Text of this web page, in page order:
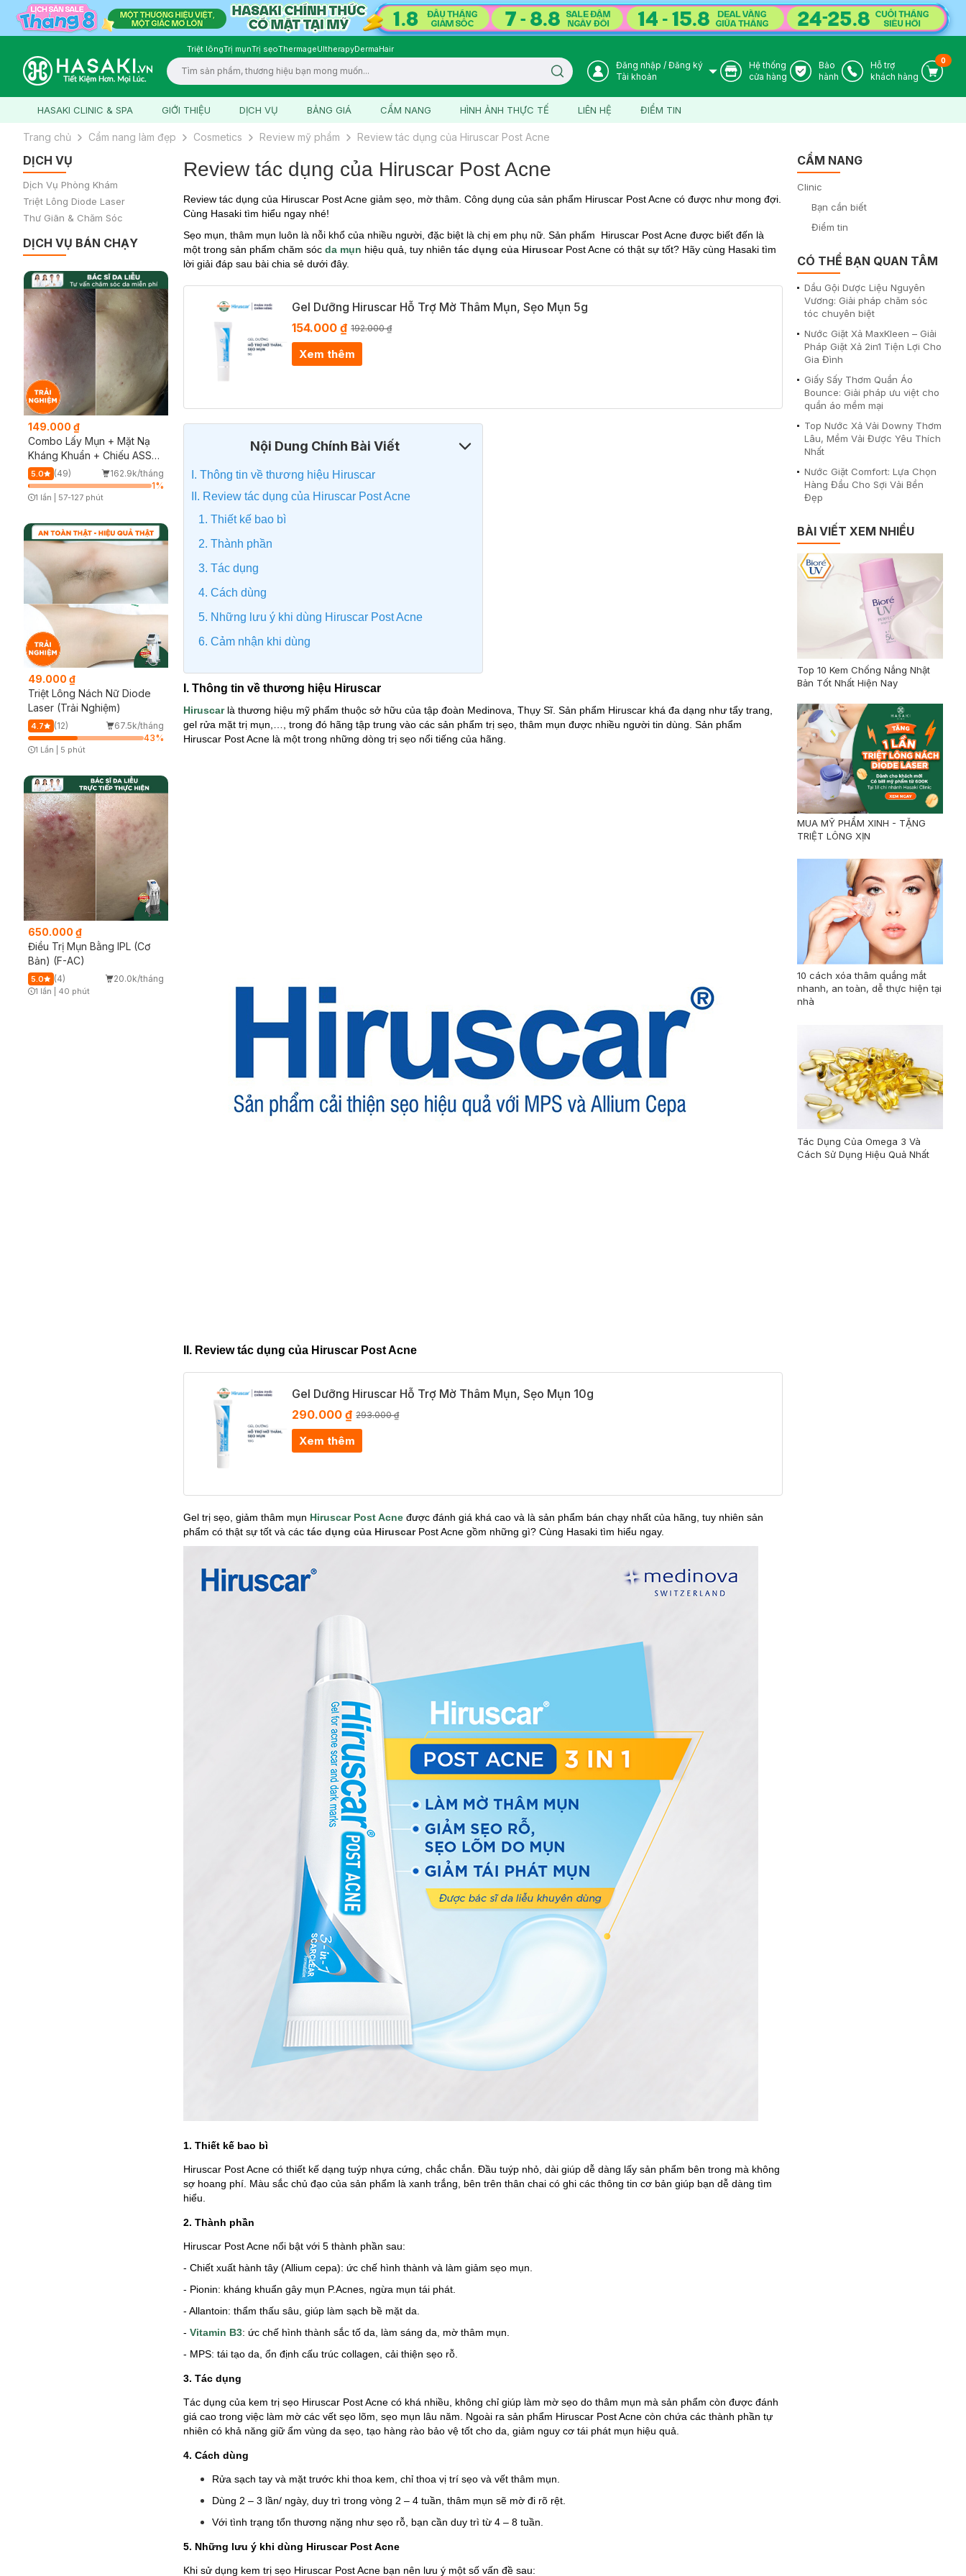
Triệt lôngTrị mụnTrị sẹoThermageUltherapyDermaHair
Logo
Search icon User Icon
Đăng nhập / Đăng ký
Tài khoản
Store Icon
Hệ thống
cửa hàng
Warranty Icon
Bảo
hành
Phone Icon
Hỗ trợ
khách hàng
Cart
0
HASAKI CLINIC & SPA GIỚI THIỆU DỊCH VỤ BẢNG GIÁ CẨM NANG HÌNH ẢNH THỰC TẾ LIÊN HỆ ĐIỂM TIN
Trang chủ Cẩm nang làm đẹp Cosmetics Review mỹ phẩm Review tác dụng của Hiruscar Post Acne
DỊCH VỤ
Dịch Vụ Phòng Khám
Triệt Lông Diode Laser
Thư Giãn & Chăm Sóc
DỊCH VỤ BÁN CHẠY
149.000 ₫
Combo Lấy Mụn + Mặt Nạ
Kháng Khuẩn + Chiếu ASSH
(Trải nghiệm)
5.0 (49)
162.9k/tháng
1%
1 lần 57-127 phút
49.000 ₫
Triệt Lông Nách Nữ Diode
Laser (Trải Nghiệm)
4.7 (12)
67.5k/tháng
43%
1 Lần 5 phút
650.000 ₫
Điều Trị Mụn Bằng IPL (Cơ
Bản) (F-AC)
5.0 (4) 20.0k/tháng
Timer Gray Icon
1 lần 40 phút
Review tác dụng của Hiruscar Post Acne
Review tác dụng của Hiruscar Post Acne giảm sẹo, mờ thâm. Công dụng của sản phẩm Hiruscar Post Acne có được như mong đợi.
Cùng Hasaki tìm hiểu ngay nhé!
Sẹo mụn, thâm mụn luôn là nỗi khổ của nhiều người, đặc biệt là chị em phụ nữ. Sản phẩm Hiruscar Post Acne được biết đến là
một trong sản phẩm chăm sócda mụn hiệu quả, tuy nhiêntác dụng của HiruscarPost Acne có thật sự tốt? Hãy cùng Hasaki tìm
lời giải đáp sau bài chia sẻ dưới đây.
Gel Dưỡng Hiruscar Hỗ Trợ Mờ Thâm Mụn, Sẹo Mụn 5g
154.000 ₫ 192.000 ₫
Xem thêm
Nội Dung Chính Bài Viết
I. Thông tin về thương hiệu Hiruscar
II. Review tác dụng của Hiruscar Post Acne
1. Thiết kế bao bì
2. Thành phần
3. Tác dụng
4. Cách dùng
5. Những lưu ý khi dùng Hiruscar Post Acne
6. Cảm nhận khi dùng
I. Thông tin về thương hiệu Hiruscar
Hiruscarlà thương hiệu mỹ phẩm thuộc sở hữu của tập đoàn Medinova, Thụy Sĩ. Sản phẩm Hiruscar khá đa dạng như tẩy trang,
gel rửa mặt trị mụn,…, trong đó hãng tập trung vào các sản phẩm trị sẹo, thâm mụn được nhiều người tin dùng. Sản phẩm
Hiruscar Post Acne là một trong những dòng trị sẹo nổi tiếng của hãng.
II. Review tác dụng của Hiruscar Post Acne
Gel Dưỡng Hiruscar Hỗ Trợ Mờ Thâm Mụn, Sẹo Mụn 10g
290.000 ₫ 293.000 ₫
Xem thêm
Gel trị sẹo, giảm thâm mụn Hiruscar Post Acne được đánh giá khá cao và là sản phẩm bán chạy nhất của hãng, tuy nhiên sản
phẩm có thật sự tốt và cáctác dụng của HiruscarPost Acne gồm những gì? Cùng Hasaki tìm hiểu ngay.
1. Thiết kế bao bì
Hiruscar Post Acne có thiết kế dạng tuýp nhựa cứng, chắc chắn. Đầu tuýp nhỏ, dài giúp dễ dàng lấy sản phẩm bên trong mà không
sợ hoang phí. Màu sắc chủ đạo của sản phẩm là xanh trắng, bên trên thân chai có ghi các thông tin cơ bản giúp bạn dễ dàng tìm
hiểu.
2. Thành phần
Hiruscar Post Acne nổi bật với 5 thành phần sau:
- Chiết xuất hành tây (Allium cepa): ức chế hình thành và làm giảm sẹo mụn.
- Pionin: kháng khuẩn gây mụn P.Acnes, ngừa mụn tái phát.
- Allantoin: thẩm thấu sâu, giúp làm sạch bề mặt da.
-Vitamin B3: ức chế hình thành sắc tố da, làm sáng da, mờ thâm mụn.
- MPS: tái tạo da, ổn định cấu trúc collagen, cải thiện sẹo rỗ.
3. Tác dụng
Tác dụng của kem trị sẹo Hiruscar Post Acne có khá nhiều, không chỉ giúp làm mờ sẹo do thâm mụn mà sản phẩm còn được đánh
giá cao trong việc làm mờ các vết sẹo lõm, sẹo mụn lâu năm. Ngoài ra sản phẩm Hiruscar Post Acne còn chứa các thành phần tự
nhiên có khả năng giữ ẩm vùng da sẹo, tạo hàng rào bảo vệ tốt cho da, giảm nguy cơ tái phát mụn hiệu quả.
4. Cách dùng
Rửa sạch tay và mặt trước khi thoa kem, chỉ thoa vị trí sẹo và vết thâm mụn.
Dùng 2 – 3 lần/ ngày, duy trì trong vòng 2 – 4 tuần, thâm mụn sẽ mờ đi rõ rệt.
Với tình trạng tổn thương nặng như sẹo rỗ, bạn cần duy trì từ 4 – 8 tuần.
5. Những lưu ý khi dùng Hiruscar Post Acne
Khi sử dụng kem trị sẹo Hiruscar Post Acne bạn nên lưu ý một số vấn đề sau:
CẨM NANG
Clinic
Bạn cần biết
Điểm tin
CÓ THỂ BẠN QUAN TÂM
Dầu Gội Dược Liệu Nguyên
Vương: Giải pháp chăm sóc
tóc chuyên biệt
Nước Giặt Xả MaxKleen – Giải
Pháp Giặt Xả 2in1 Tiện Lợi Cho
Gia Đình
Giấy Sấy Thơm Quần Áo
Bounce: Giải pháp ưu việt cho
quần áo mềm mại
Top Nước Xả Vải Downy Thơm
Lâu, Mềm Vải Được Yêu Thích
Nhất
Nước Giặt Comfort: Lựa Chọn
Hàng Đầu Cho Sợi Vải Bền
Đẹp
BÀI VIẾT XEM NHIỀU
Top 10 Kem Chống Nắng Nhật
Bản Tốt Nhất Hiện Nay
MUA MỸ PHẨM XINH - TẶNG
TRIỆT LÔNG XỊN
10 cách xóa thâm quầng mắt
nhanh, an toàn, dễ thực hiện tại
nhà
Tác Dụng Của Omega 3 Và
Cách Sử Dụng Hiệu Quả Nhất